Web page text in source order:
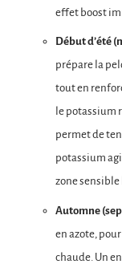
effet boost
Début d’été
prépare la
tout en
le potassium
permet de
potassium
zone
Automne
en azote,
chaude. Un